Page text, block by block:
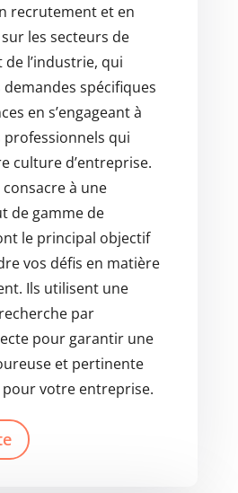
recrutement et en
les secteurs de
de l’industrie, qui
spécifiques
en s’engageant à
qui
culture d’entreprise.
à une
de gamme de
le principal objectif
vos défis en matière
Ils utilisent une
par
pour garantir une
et pertinente
votre entreprise.